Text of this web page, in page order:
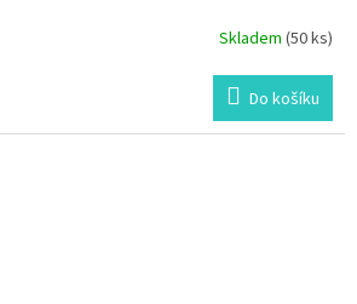
Skladem (50 ks)
Do košíku